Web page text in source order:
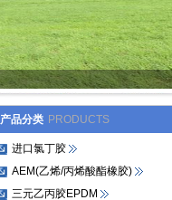
产品分类 PRODUCTS
进口氯丁胶
AEM(乙烯/丙烯酸酯橡胶)
三元乙丙胶EPDM